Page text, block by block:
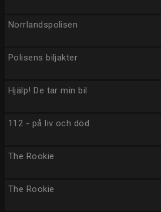
Norrlandspolisen
Polisens biljakter
Hjälp! De tar min bil
112 - på liv och död
The Rookie
The Rookie